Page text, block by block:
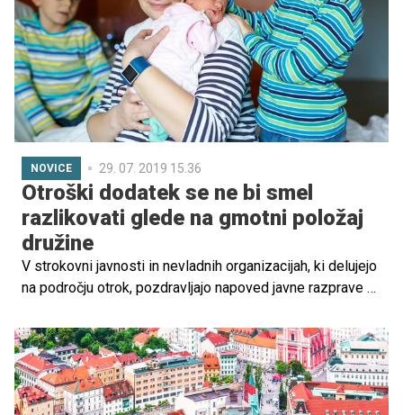
NOVICE 29. 07. 2019 15.36
Otroški dodatek se ne bi smel
razlikovati glede na gmotni položaj
družine
V strokovni javnosti in nevladnih organizacijah, ki delujejo
na področju otrok, pozdravljajo napoved javne razprave o
nakazala ministrica za delo Ksenija Klampfer. Otroški
dodatek je ukrep družinske in ne socialne politike,
izpostavljajo. Nekatere pa tudi svarijo pred
nepretehtanimi odločitvami.